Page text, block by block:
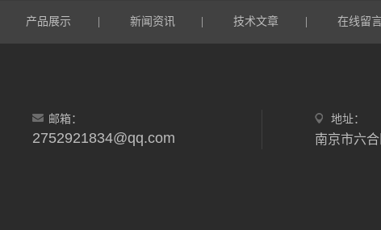
产品展示 | 新闻资讯 | 技术文章 | 在线留
邮箱：
2752921834@qq.com
地址：
南京市六